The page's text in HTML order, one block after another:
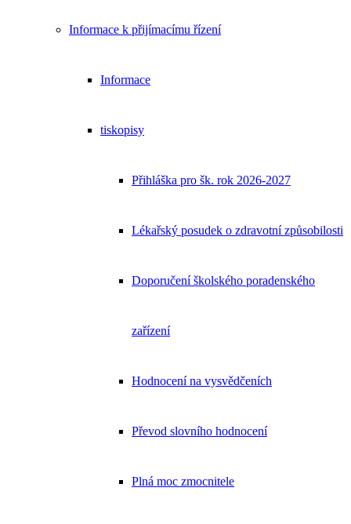
Informace k přijímacímu řízení
Informace
tiskopisy
Přihláška pro šk. rok 2026-2027
Lékařský posudek o zdravotní způsobilosti
Doporučení školského poradenského
zařízení
Hodnocení na vysvědčeních
Převod slovního hodnocení
Plná moc zmocnitele